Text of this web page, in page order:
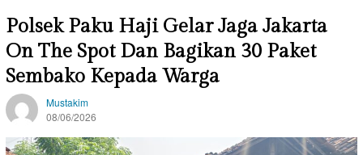
Polsek Paku Haji Gelar Jaga Jakarta
On The Spot Dan Bagikan 30 Paket
Sembako Kepada Warga
Mustakim
08/06/2026